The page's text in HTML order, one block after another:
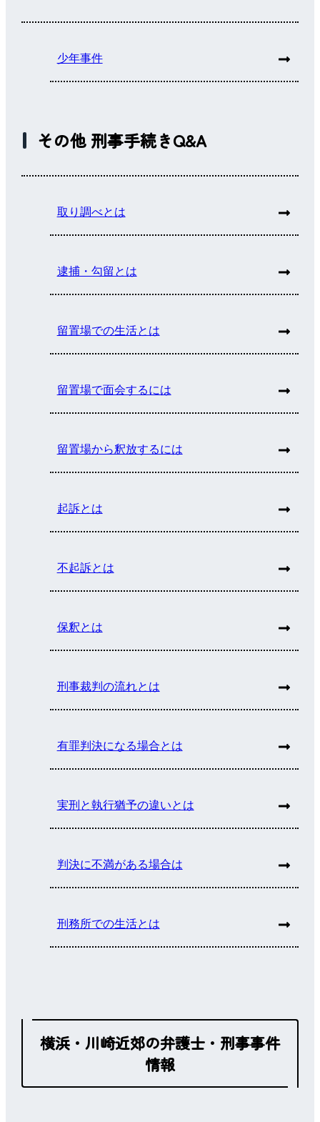
少年事件
その他 刑事手続きQ&A
取り調べとは
逮捕・勾留とは
留置場での生活とは
留置場で面会するには
留置場から釈放するには
起訴とは
不起訴とは
保釈とは
刑事裁判の流れとは
有罪判決になる場合とは
実刑と執行猶予の違いとは
判決に不満がある場合は
刑務所での生活とは
横浜・川崎近郊の弁護士・刑事事件
情報